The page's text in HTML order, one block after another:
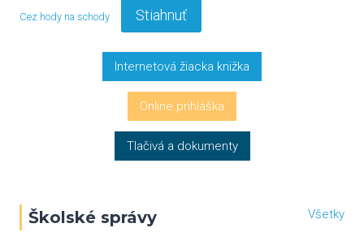
Cez hody na schody Stiahnuť
Internetová žiacka knižka
Online prihláška
Tlačivá a dokumenty
Školské správy Všetky